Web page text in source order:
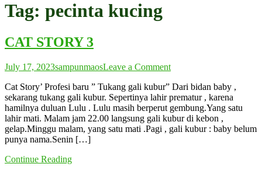
Tag: pecinta kucing
CAT STORY 3
July 17, 2023sampunmaosLeave a Commenton
STORY
3
Cat Story’ Profesi baru ” Tukang gali kubur” Dari bidan baby ,
sekarang tukang gali kubur. Sepertinya lahir prematur , karena
hamilnya duluan Lulu . Lulu masih berperut gembung.Yang satu
lahir mati. Malam jam 22.00 langsung gali kubur di kebon ,
gelap.Minggu malam, yang satu mati .Pagi , gali kubur : baby belum
punya nama.Senin […]
Continue Reading